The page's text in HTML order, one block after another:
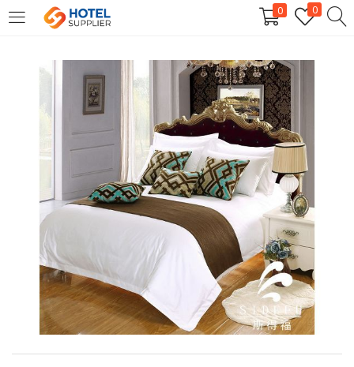
0 0
LOGIN
Enter your username and password to login.
Remember me
Login
Lost password?